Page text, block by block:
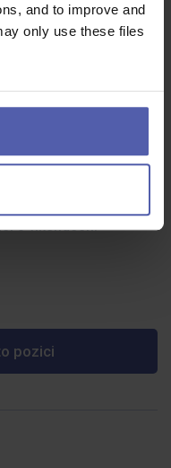
and to improve and
only use these files
směn
za noční režim.
o víkendech.
pozici